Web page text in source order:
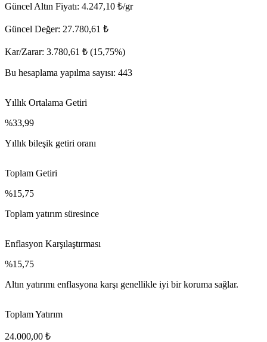
Güncel Altın Fiyatı: 4.247,10 ₺/gr
Güncel Değer: 27.780,61 ₺
Kar/Zarar: 3.780,61 ₺ (15,75%)
Bu hesaplama yapılma sayısı: 443
Yıllık Ortalama Getiri
%33,99
Yıllık bileşik getiri oranı
Toplam Getiri
%15,75
Toplam yatırım süresince
Enflasyon Karşılaştırması
%15,75
Altın yatırımı enflasyona karşı genellikle iyi bir koruma sağlar.
Toplam Yatırım
24.000,00 ₺